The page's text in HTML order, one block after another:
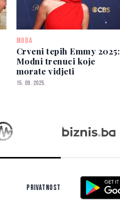
MODA
Crveni tepih Emmy 2025:
Modni trenuci koje
morate vidjeti
15. 09. 2025.
Privatnost